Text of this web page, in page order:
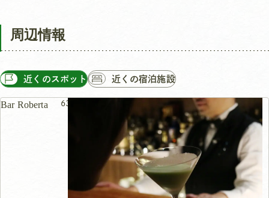
周辺情報
近くのスポット 近くの宿泊施設
Bar Roberta 63m